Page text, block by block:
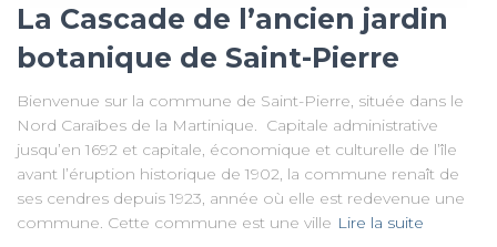
La Cascade de l’ancien jardin
botanique de Saint-Pierre
Bienvenue sur la commune de Saint-Pierre, située dans le
Nord Caraïbes de la Martinique. Capitale administrative
jusqu’en 1692 et capitale, économique et culturelle de l’île
avant l’éruption historique de 1902, la commune renaît de
ses cendres depuis 1923, année où elle est redevenue une
commune. Cette commune est une ville Lire la suite